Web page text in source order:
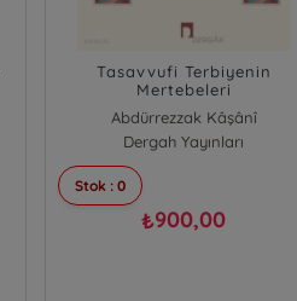
Tasavvufi Terbiyenin
Mertebeleri
Abdürrezzak Kâşânî
Dergah Yayınları
Stok : 0
₺900,00